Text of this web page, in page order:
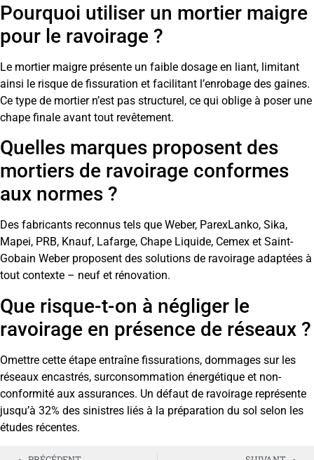
Pourquoi utiliser un mortier maigre
pour le ravoirage ?
Le mortier maigre présente un faible dosage en liant, limitant
ainsi le risque de fissuration et facilitant l’enrobage des gaines.
Ce type de mortier n’est pas structurel, ce qui oblige à poser une
chape finale avant tout revêtement.
Quelles marques proposent des
mortiers de ravoirage conformes
aux normes ?
Des fabricants reconnus tels que Weber, ParexLanko, Sika,
Mapei, PRB, Knauf, Lafarge, Chape Liquide, Cemex et Saint-
Gobain Weber proposent des solutions de ravoirage adaptées à
tout contexte – neuf et rénovation.
Que risque-t-on à négliger le
ravoirage en présence de réseaux ?
Omettre cette étape entraîne fissurations, dommages sur les
réseaux encastrés, surconsommation énergétique et non-
conformité aux assurances. Un défaut de ravoirage représente
jusqu’à 32% des sinistres liés à la préparation du sol selon les
études récentes.